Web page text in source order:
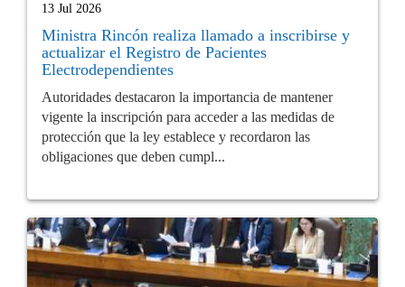
13 Jul 2026
Ministra Rincón realiza llamado a inscribirse y
actualizar el Registro de Pacientes
Electrodependientes
Autoridades destacaron la importancia de mantener
vigente la inscripción para acceder a las medidas de
protección que la ley establece y recordaron las
obligaciones que deben cumpl...